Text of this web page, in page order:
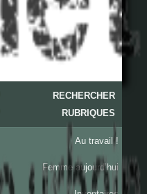
RECHERCHER
RUBRIQUES
Au travail !
Femme aujourd’hui